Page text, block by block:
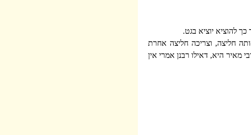
להוציא יוציא בגט.
חליצה, וצריכה חליצה אחרת
היא, דאילו רבנן אמרי אין